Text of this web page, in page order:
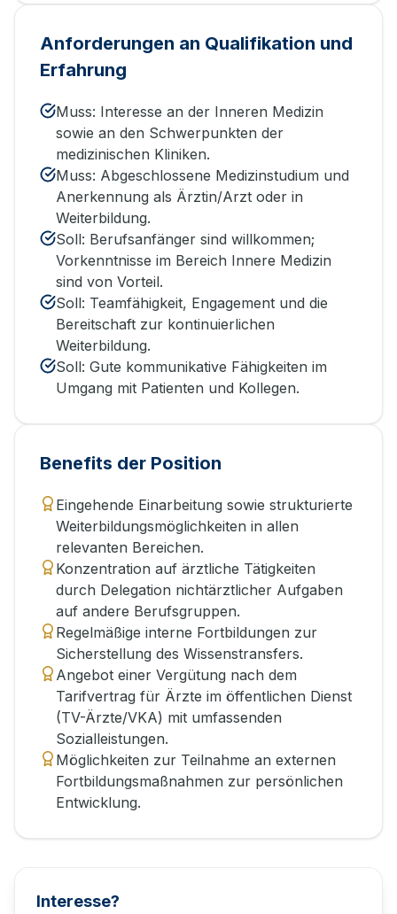
Anforderungen an Qualifikation und
Erfahrung
Muss: Interesse an der Inneren Medizin
sowie an den Schwerpunkten der
medizinischen Kliniken.
Muss: Abgeschlossene Medizinstudium und
Anerkennung als Ärztin/Arzt oder in
Weiterbildung.
Soll: Berufsanfänger sind willkommen;
Vorkenntnisse im Bereich Innere Medizin
sind von Vorteil.
Soll: Teamfähigkeit, Engagement und die
Bereitschaft zur kontinuierlichen
Weiterbildung.
Soll: Gute kommunikative Fähigkeiten im
Umgang mit Patienten und Kollegen.
Benefits der Position
Eingehende Einarbeitung sowie strukturierte
Weiterbildungsmöglichkeiten in allen
relevanten Bereichen.
Konzentration auf ärztliche Tätigkeiten
durch Delegation nichtärztlicher Aufgaben
auf andere Berufsgruppen.
Regelmäßige interne Fortbildungen zur
Sicherstellung des Wissenstransfers.
Angebot einer Vergütung nach dem
Tarifvertrag für Ärzte im öffentlichen Dienst
(TV-Ärzte/VKA) mit umfassenden
Sozialleistungen.
Möglichkeiten zur Teilnahme an externen
Fortbildungsmaßnahmen zur persönlichen
Entwicklung.
Interesse?